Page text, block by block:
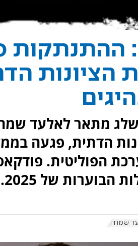
הציונות
הדתית, פגעה
הפוליטית.
שמחיוף